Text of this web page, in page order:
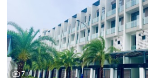
7